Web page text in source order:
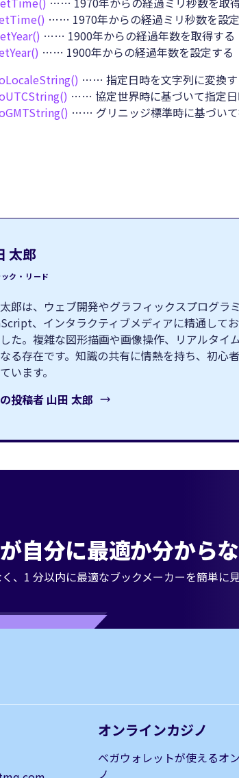
…… 1970年からの経過ミリ秒数を設
…… 1900年からの経過年数を取得する
…… 1900年からの経過年数を設定する
…… 指定日時を文字列に変換す
…… 協定世界時に基づいて指定日
…… グリニッジ標準時に基づい
太郎
ク・リード
郎は、ウェブ開発やグラフィックスプログラ
、インタラクティブメディアに精通して
た。複雑な図形描画や画像操作、リアルタ
る存在です。知識の共有に情熱を持ち、初
います。
投稿者 山田 太郎
自分に最適か分から
、1 分以内に最適なブックメーカーを簡単に
オンラインカジノ
ベガウォレットが使えるオ
ノ